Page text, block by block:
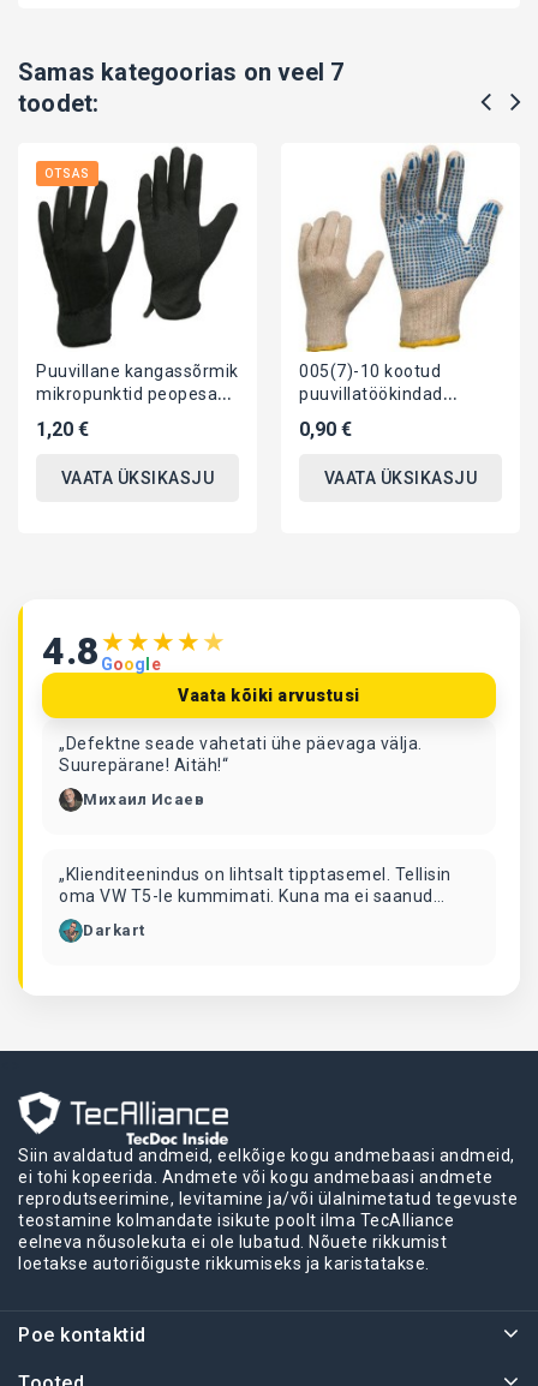
Samas kategoorias on veel 7
toodet:
OTSAS
Puuvillane kangassõrmik
mikropunktid peopesas,
1,20 €
VAATA ÜKSIKASJU
005(7)-10 kootud
puuvillatöökindad
0,90 €
VAATA ÜKSIKASJU
4.8★★★★ ★
Goog e
Vaata kõiki arvustusi
„Defektne seade vahetati ühe päevaga välja.
Suurepärane! Aitäh!“
Михаил Исаев
„Klienditeenindus on lihtsalt tipptasemel. Tellisin
oma VW T5-le kummimati. Kuna ma ei saanud
sellele isiklikult järele tulla, tellisin selle
pakiautomaadist. Nad helistasid mulle ja ütlesid, et
Darkart
Siin avaldatud andmeid, eelkõige kogu andmebaasi andmeid,
ei tohi kopeerida. Andmete või kogu andmebaasi andmete
reprodutseerimine, levitamine ja/või ülalnimetatud tegevuste
teostamine kolmandate isikute poolt ilma TecAlliance
eelneva nõusolekuta ei ole lubatud. Nõuete rikkumist
loetakse autoriõiguste rikkumiseks ja karistatakse.
Poe kontaktid